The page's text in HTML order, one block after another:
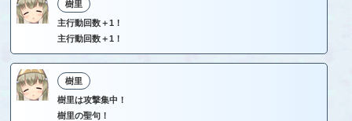
樹里
主行動回数＋1！
主行動回数＋1！
樹里
樹里は攻撃集中！
樹里の聖句！